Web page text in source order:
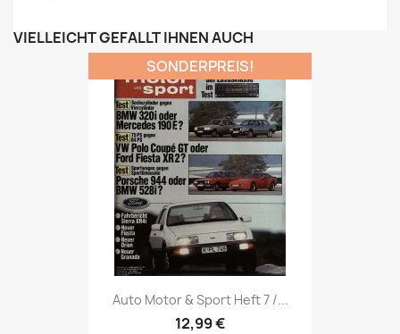
VIELLEICHT GEFÄLLT IHNEN AUCH
Vorschau
Auto Motor & Sport Heft 7 /...
12,99 €
SONDERPREIS!